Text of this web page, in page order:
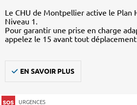
Le CHU de Montpellier active le Plan
Niveau 1.
Pour garantir une prise en charge
appelez le 15 avant tout
EN SAVOIR PLUS
URGENCES